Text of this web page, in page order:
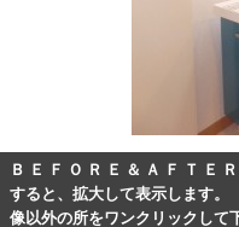
Ｂ Ｅ Ｆ Ｏ Ｒ Ｅ ＆ Ａ Ｆ Ｔ Ｅ
すると、拡大して表示します
像以外の所をワンクリックして